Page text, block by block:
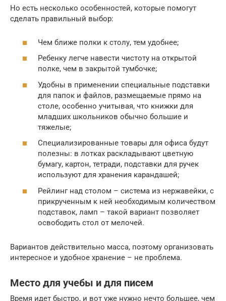
Но есть несколько особенностей, которые помогут
сделать правильный выбор:
Чем ближе полки к столу, тем удобнее;
Ребенку легче навести чистоту на открытой
полке, чем в закрытой тумбочке;
Удобны в применении специальные подставки
для папок и файлов, размещаемые прямо на
столе, особенно учитывая, что книжки для
младших школьников обычно большие и
тяжелые;
Специализированные товары для офиса будут
полезны: в лотках раскладывают цветную
бумагу, картон, тетради, подставки для ручек
используют для хранения карандашей;
Рейлинг над столом – система из нержавейки, с
прикрученным к ней необходимым количеством
подставок, ламп – такой вариант позволяет
освободить стол от мелочей.
Вариантов действительно масса, поэтому организовать
интересное и удобное хранение – не проблема.
Место для учебы и для писем
Время идет быстро, и вот уже нужно нечто большее, чем